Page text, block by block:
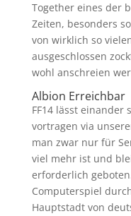
Together eines der
Zeiten, besonders
von wirklich so
ausgeschlossen
wohl anschreien
Albion Erreichbar
FF14 lässt einander
vortragen via
man zwar nur für
viel mehr ist und
erforderlich
Computerspiel
Hauptstadt von